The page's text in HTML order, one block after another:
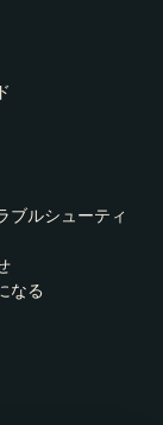
ブルシューティ
なる